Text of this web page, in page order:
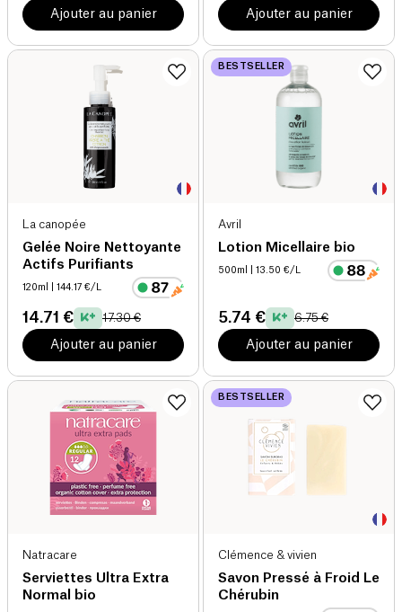
Ajouter au panier Ajouter au panier
La canopée
Gelée Noire Nettoyante
Actifs Purifiants
120ml | 144.17 €/L
14.71 € 17.30 €
Ajouter au panier
BESTSELLER
Avril
Lotion Micellaire bio
500ml | 13.50 €/L
5.74 € 6.75 €
Ajouter au panier
Natracare
Serviettes Ultra Extra
Normal bio
BESTSELLER
Clémence & vivien
Savon Pressé à Froid Le
Chérubin